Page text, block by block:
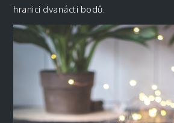
hranici dvanácti bodů.